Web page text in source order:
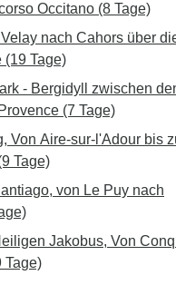
Occitano (8 Tage)
nach Cahors über
(19 Tage)
- Bergidyll zwischen
(7 Tage)
Von Aire-sur-l'Adour bis
Tage)
von Le Puy nach
Jakobus, Von
Tage)